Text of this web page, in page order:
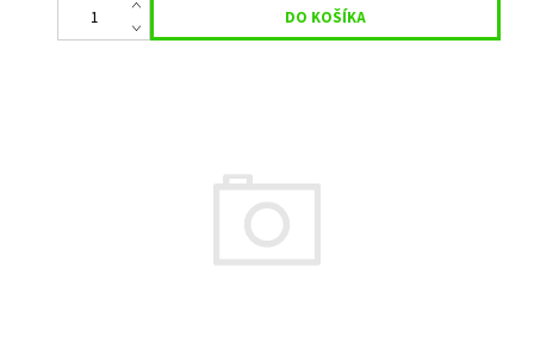
vystužená 6 x vypínací bod so zásekmi pre lepšie vypnutie...